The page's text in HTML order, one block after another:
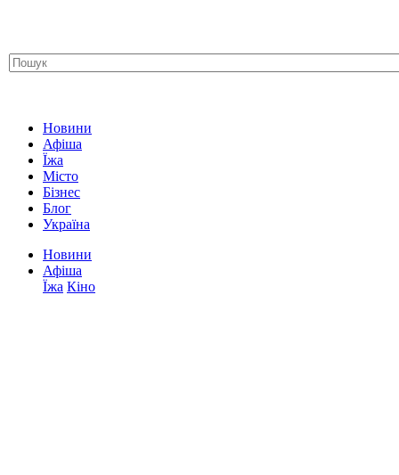
Новини
Афіша
Їжа
Місто
Бізнес
Блог
Україна
Новини
Афіша
Їжа Кіно